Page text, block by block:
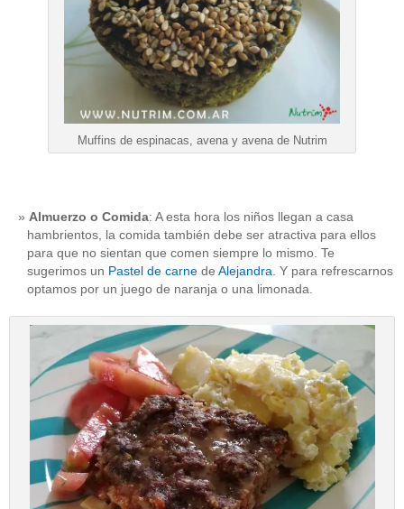
Muffins de espinacas, avena y avena de Nutrim
Almuerzo o Comida: A esta hora los niños llegan a casa
hambrientos, la comida también debe ser atractiva para ellos
para que no sientan que comen siempre lo mismo. Te
sugerimos un Pastel de carne de Alejandra . Y para refrescarnos
optamos por un juego de naranja o una limonada.